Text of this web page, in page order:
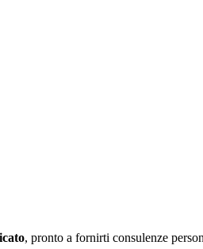
, pronto a fornirti consulenze